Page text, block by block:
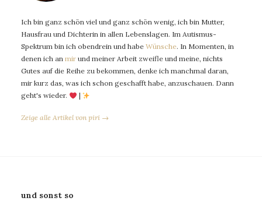
Ich bin ganz schön viel und ganz schön wenig, ich bin Mutter,
Hausfrau und Dichterin in allen Lebenslagen. Im Autismus-
Spektrum bin ich obendrein und habe Wünsche. In Momenten, in
denen ich an mir und meiner Arbeit zweifle und meine, nichts
Gutes auf die Reihe zu bekommen, denke ich manchmal daran,
mir kurz das, was ich schon geschafft habe, anzuschauen. Dann
geht's wieder.
|
Zeige alle Artikel von piri →
und sonst so